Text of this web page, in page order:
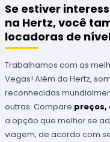
Se estiver
na Hertz, você
locadoras de
Trabalhamos com as
Vegas! Além da Hertz,
reconhecidas
outras. Compare preços,
a opção que melhor se
viagem, de acordo com